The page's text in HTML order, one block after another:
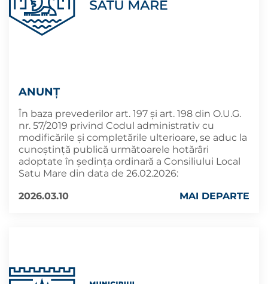
ANUNȚ
În baza prevederilor art. 197 și art. 198 din O.U.G.
nr. 57/2019 privind Codul administrativ cu
modificările și completările ulterioare, se aduc la
cunoştinţă publică următoarele hotărâri
adoptate în şedința ordinară a Consiliului Local
Satu Mare din data de 26.02.2026:
2026.03.10
MAI DEPARTE